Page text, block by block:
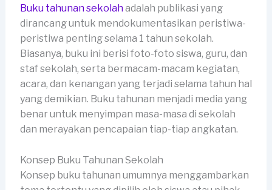
Buku tahunan sekolahadalah publikasi yang
dirancang untuk mendokumentasikan peristiwa-
peristiwa penting selama 1 tahun sekolah.
Biasanya, buku ini berisi foto-foto siswa, guru, dan
staf sekolah, serta bermacam-macam kegiatan,
acara, dan kenangan yang terjadi selama tahun hal
yang demikian. Buku tahunan menjadi media yang
benar untuk menyimpan masa-masa di sekolah
dan merayakan pencapaian tiap-tiap angkatan.
Konsep Buku Tahunan Sekolah
Konsep buku tahunan umumnya menggambarkan